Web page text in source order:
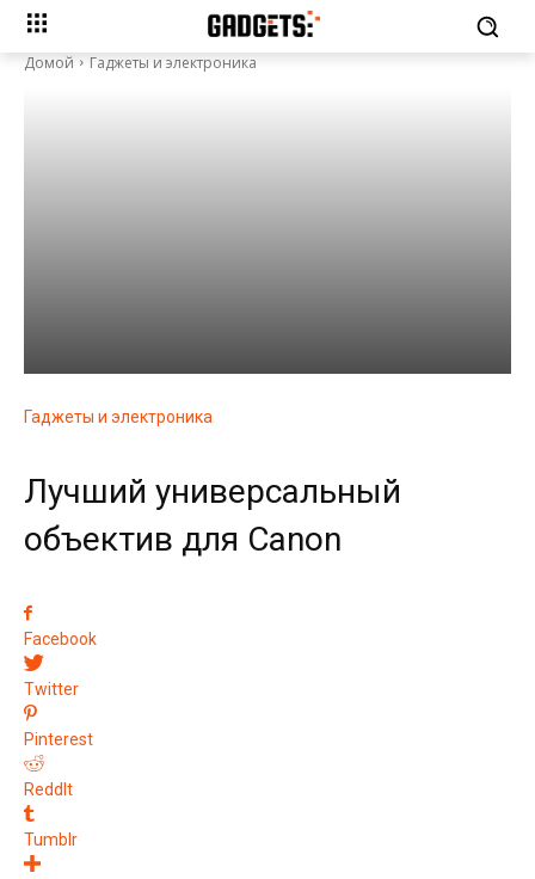
Домой Гаджеты и электроника
Гаджеты и электроника
Лучший универсальный
объектив для Canon
Facebook
Twitter
Pinterest
ReddIt
Tumblr